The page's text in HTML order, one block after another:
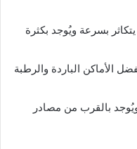
بسرعة ويُوجد بكثرة
الأماكن الباردة والرطبة
ويُوجد بالقرب من مصادر